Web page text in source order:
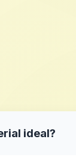
ideal?